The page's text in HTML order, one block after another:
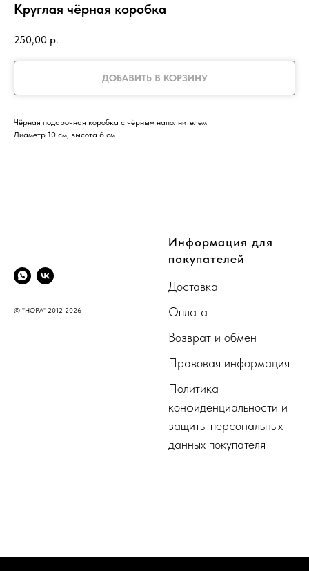
Круглая чёрная коробка
250,00 р.
ДОБАВИТЬ В КОРЗИНУ
Чёрная подарочная коробка с чёрным наполнителем
Диаметр 10 см, высота 6 см
© "НОРА" 2012-2026
Информация для
покупателей
Доставка
Оплата
Возврат и обмен
Правовая информация
Политика
конфиденциальности и
защиты персональных
данных покупателя